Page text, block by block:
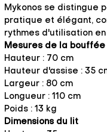
Mykonos se distingue
pratique et élégant,
rythmes d'utilisation
Mesures de la bouffée
Hauteur : 70 cm
Hauteur d'assise : 35
Largeur : 80 cm
Longueur : 110 cm
Poids : 13 kg
Dimensions du lit